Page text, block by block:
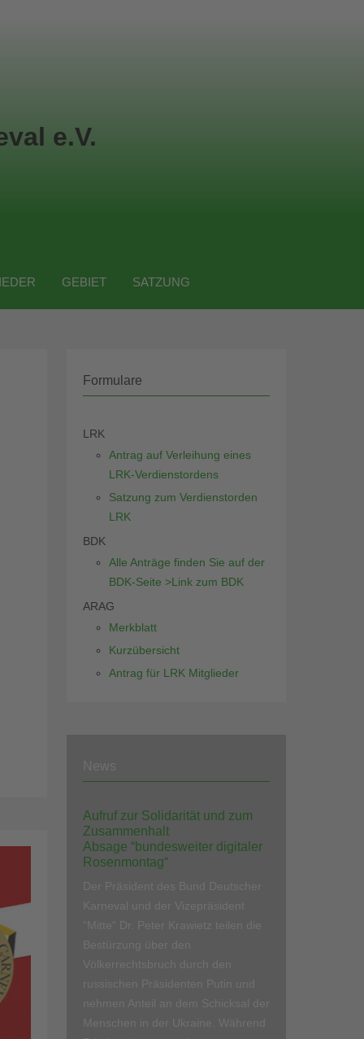
e.V.
GEBIET SATZUNG
Formulare
LRK
Antrag auf Verleihung eines
LRK-Verdienstordens
Satzung zum Verdienstorden
LRK
BDK
Alle Anträge finden Sie auf der
BDK-Seite >Link zum BDK
ARAG
Merkblatt
Kurzübersicht
Antrag für LRK Mitglieder
Aufruf zur Solidarität und zum
Zusammenhalt
Absage “bundesweiter digitaler
Rosenmontag“